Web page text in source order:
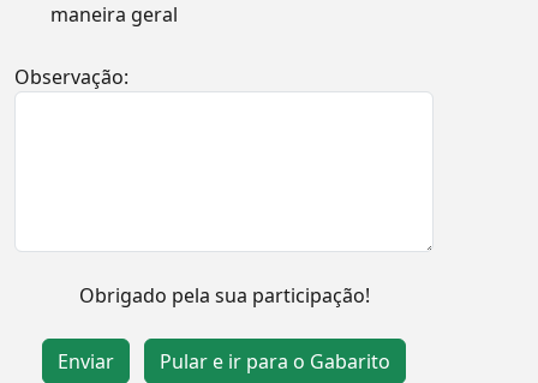
maneira geral
Observação:
Obrigado pela sua participação!